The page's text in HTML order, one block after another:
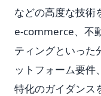
などの高度な技術
e-commerce、不
ティングといった
ットフォーム要件
特化のガイダンス